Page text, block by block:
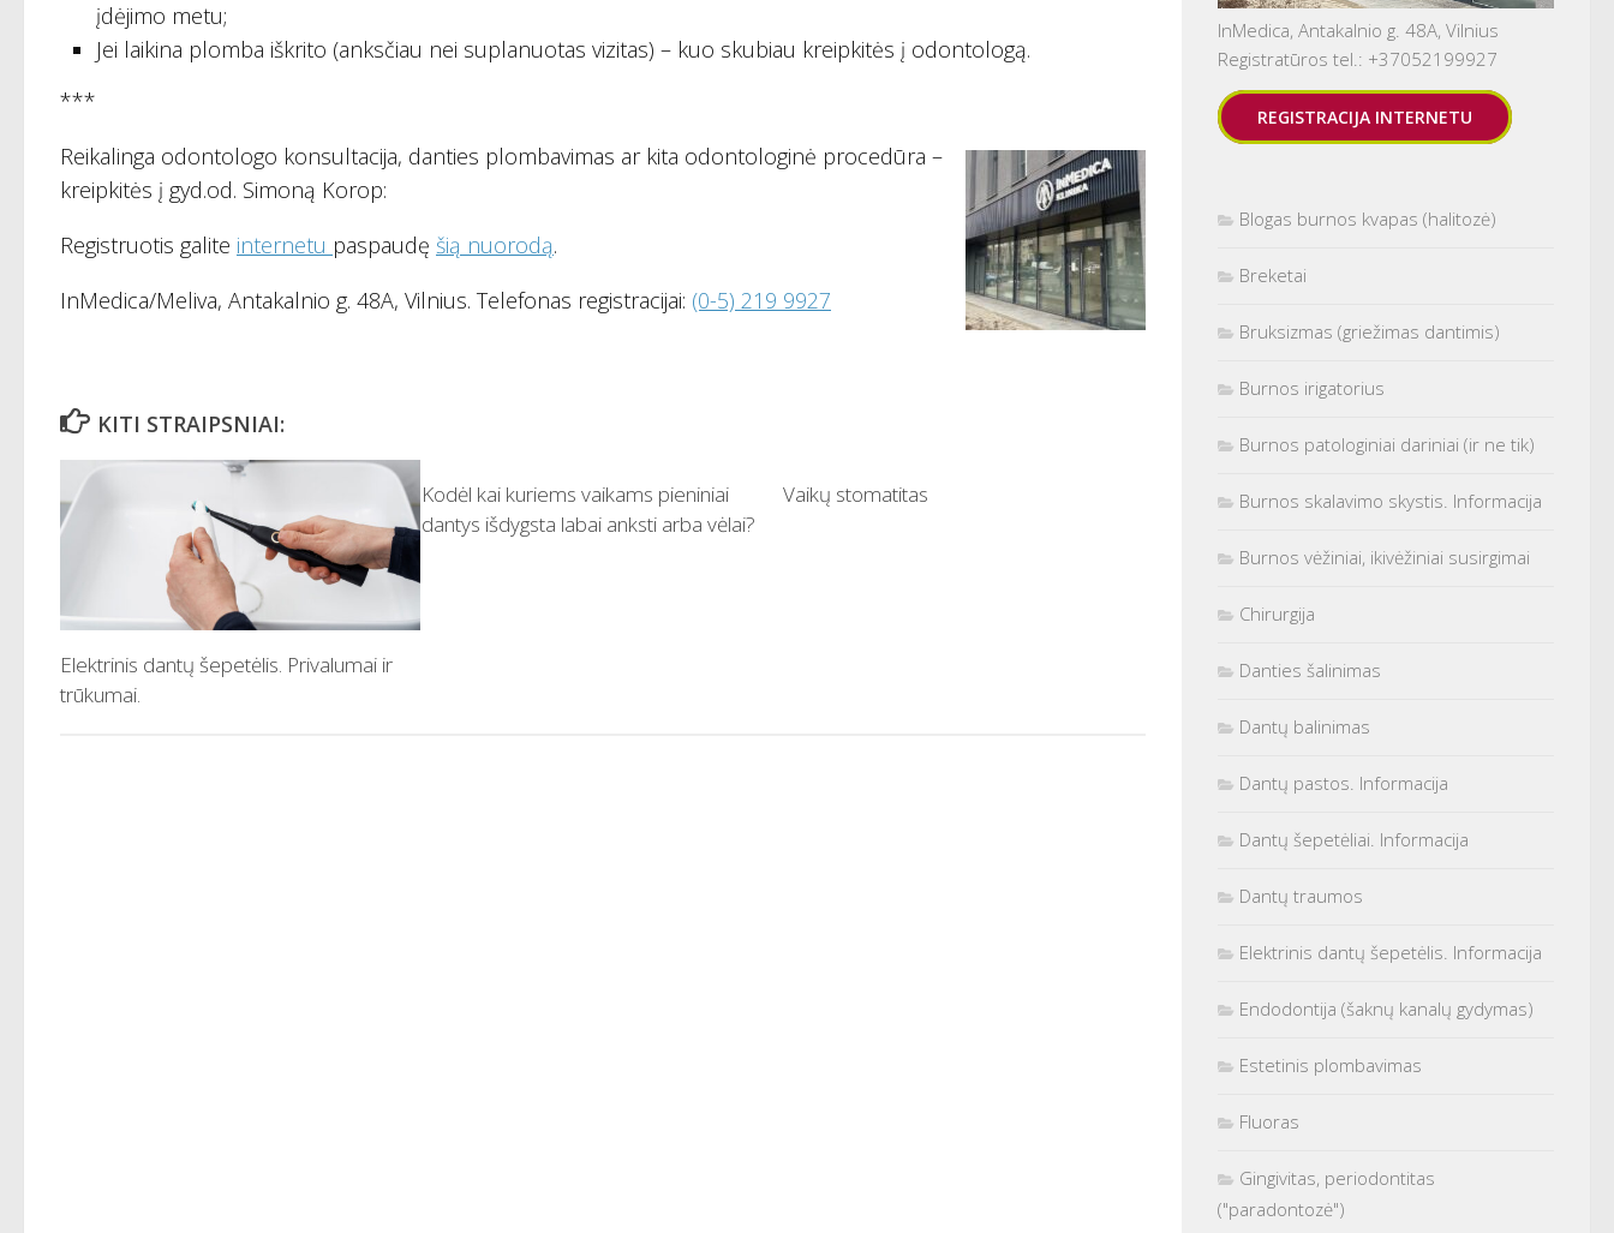
įdėjimo metu;
Jei laikina plomba iškrito (anksčiau nei suplanuotas vizitas) – kuo skubiau kreipkitės į odontologą.
***
Reikalinga odontologo konsultacija, danties plombavimas ar kita odontologinė procedūra –
kreipkitės į gyd.od. Simoną Korop:
Registruotis galite internetu paspaudę šią nuorodą.
InMedica/Meliva, Antakalnio g. 48A, Vilnius. Telefonas registracijai: (0-5) 219 9927
KITI STRAIPSNIAI:
Elektrinis dantų šepetėlis. Privalumai ir
trūkumai.
Kodėl kai kuriems vaikams pieniniai
dantys išdygsta labai anksti arba vėlai?
Vaikų stomatitas
InMedica, Antakalnio g. 48A, Vilnius
Registratūros tel.: +37052199927
REGISTRACIJA INTERNETU
Blogas burnos kvapas (halitozė)
Breketai
Bruksizmas (griežimas dantimis)
Burnos irigatorius
Burnos patologiniai dariniai (ir ne tik)
Burnos skalavimo skystis. Informacija
Burnos vėžiniai, ikivėžiniai susirgimai
Chirurgija
Danties šalinimas
Dantų balinimas
Dantų pastos. Informacija
Dantų šepetėliai. Informacija
Dantų traumos
Elektrinis dantų šepetėlis. Informacija
Endodontija (šaknų kanalų gydymas)
Estetinis plombavimas
Fluoras
Gingivitas, periodontitas
("paradontozė")